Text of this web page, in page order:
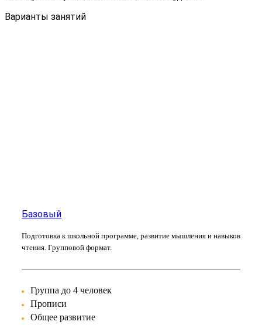
Варианты занятий
Базовый
Подготовка к школьной программе, развитие мышления и навыков
чтения. Групповой формат.
Группа до 4 человек
Прописи
Общее развитие